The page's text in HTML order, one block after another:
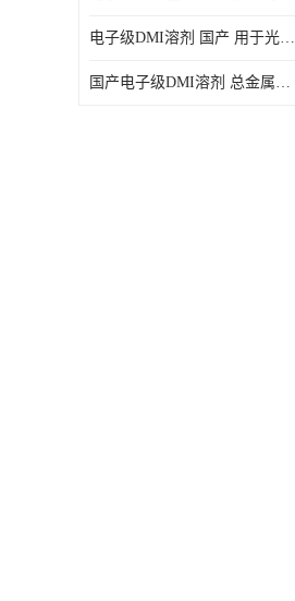
电子级DMI溶剂 国产 用于光刻胶
国产电子级DMI溶剂 总金属小于20ppb 用于半导体清洗